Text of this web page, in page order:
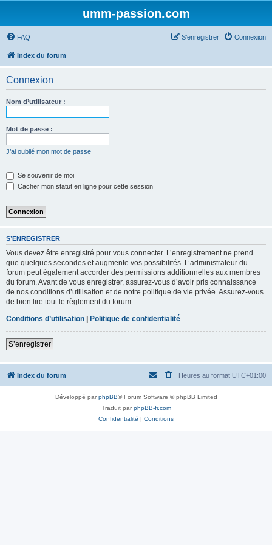
umm-passion.com
FAQ Connexion
S’enregistrer
Index du forum
Connexion
Nom d’utilisateur :
Mot de passe :
J’ai oublié mon mot de passe
Se souvenir de moi
Cacher mon statut en ligne pour cette session
S’ENREGISTRER
Vous devez être enregistré pour vous connecter. L’enregistrement ne prend
que quelques secondes et augmente vos possibilités. L’administrateur du
forum peut également accorder des permissions additionnelles aux membres
du forum. Avant de vous enregistrer, assurez-vous d’avoir pris connaissance
de nos conditions d’utilisation et de notre politique de vie privée. Assurez-vous
de bien lire tout le règlement du forum.
Conditions d’utilisation | Politique de confidentialité
S’enregistrer
Index du forum Heures au format UTC+01:00
Développé parphpBB® Forum Software © phpBB Limited
Traduit parphpBB-fr.com
Confidentialité | Conditions